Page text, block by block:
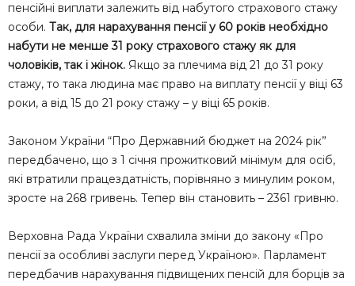
пенсійні виплати залежить від набутого страхового стажу
особи. Так, для нарахування пенсії у 60 років необхідно
набути не менше 31 року страхового стажу як для
чоловіків, так і жінок. Якщо за плечима від 21 до 31 року
стажу, то така людина має право на виплату пенсії у віці 63
роки, а від 15 до 21 року стажу – у віці 65 років.
Законом України “Про Державний бюджет на 2024 рік”
передбачено, що з 1 січня прожитковий мінімум для осіб,
які втратили працездатність, порівняно з минулим роком,
зросте на 268 гривень. Тепер він становить – 2361 гривню.
Верховна Рада України схвалила зміни до закону «Про
пенсії за особливі заслуги перед Україною». Парламент
передбачив нарахування підвищених пенсій для борців за